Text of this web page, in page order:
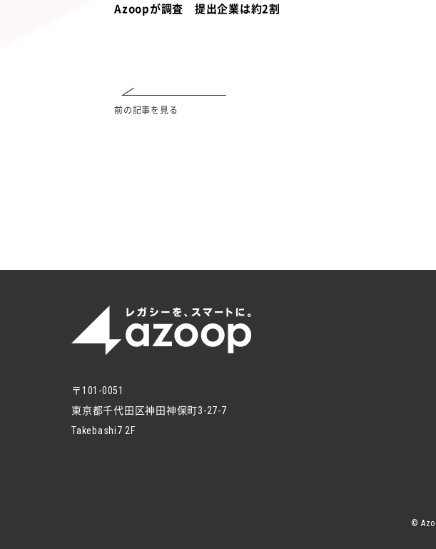
Azoopが調査 提出企業は約2割
前の記事を見る
〒101-0051
東京都千代田区神田神保町3-27-7
Takebashi7 2F
©